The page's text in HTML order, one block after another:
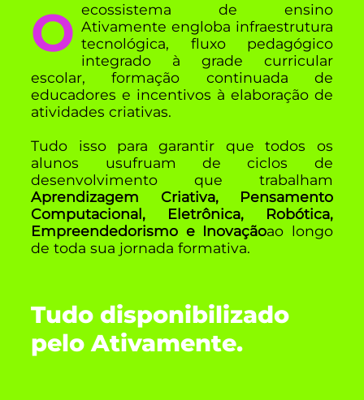
O ecossistema de ensino Ativamente engloba infraestrutura
tecnológica, fluxo pedagógico
integrado à grade curricular
escolar, formação continuada de
educadores e incentivos à elaboração de
atividades criativas.
Tudo isso para garantir que todos os
alunos usufruam de ciclos de
desenvolvimento que trabalham
Aprendizagem Criativa, Pensamento
Computacional, Eletrônica, Robótica,
Empreendedorismo e Inovaçãoao longo
de toda sua jornada formativa.
Tudo disponibilizado
pelo Ativamente.